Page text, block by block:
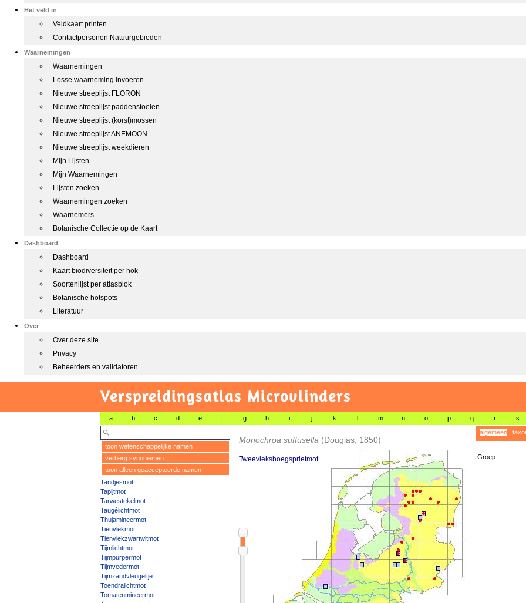
Het veld in
Veldkaart printen
Contactpersonen Natuurgebieden
Waarnemingen
Waarnemingen
Losse waarneming invoeren
Nieuwe streeplijst FLORON
Nieuwe streeplijst paddenstoelen
Nieuwe streeplijst (korst)mossen
Nieuwe streeplijst ANEMOON
Nieuwe streeplijst weekdieren
Mijn Lijsten
Mijn Waarnemingen
Lijsten zoeken
Waarnemingen zoeken
Waarnemers
Botanische Collectie op de Kaart
Dashboard
Dashboard
Kaart biodiversiteit per hok
Soortenlijst per atlasblok
Botanische hotspots
Literatuur
Over
Over deze site
Privacy
Beheerders en validatoren
Verspreidingsatlas Microvlinders
a b c d e f g h i j k l m n o p q r s
toon wetenschappelijke namen
verberg synoniemen
toon alleen geaccepteerde namen
Tandjesmot
Tapijtmot
Tarwestekelmot
Taugélichtmot
Thujamineermot
Tienvlekmot
Tienvlekzwartwitmot
Tijmlichtmot
Tijmpurpermot
Tijmvedermot
Tijmzandvleugeltje
Toendralichtmot
Tomatenmineermot
Monochroa suffusella (Douglas, 1850)
Tweevleksboegsprietmot
algemeen|
Groep: